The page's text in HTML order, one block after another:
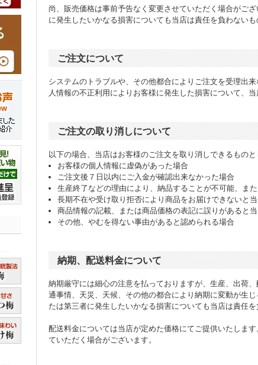
尚、販売価格は事前予告なく変更させていただく場合がご
に発生したいかなる損害についても当店は責任を負わないも
ご注文について
システムのトラブルや、その他都合によりご注文を受理出
人情報の不正利用によりお客様に発生した損害について、
ご注文の取り消しについて
以下の場合、当店はお客様のご注文を取り消しできるものと
お客様の個人情報に虚偽があった場合
ご注文後７日以内にご入金が確認出来なかった場合
生産終了などの理由により、納品することが不可能、ま
長期不在や受け取り拒否により商品をお届けできないと
商品情報の記載、または商品価格の表記に誤りがあると
その他、やむを得ない事由があると認められる場合
納期、配送料金について
納期厳守には細心の注意を払っておりますが、生産、出荷
通事情、天災、天候、その他の都合により納期に変動が生
たは第三者に発生したいかなる損害についても当店は責任を
配送料金については当店が定めた価格にてご提供いたしま
ていただく場合がございます。